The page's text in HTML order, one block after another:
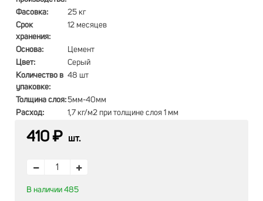
Фасовка:
25 кг
Срок
хранения:
12 месяцев
Основа:
Цемент
Цвет:
Серый
Количество в
упаковке:
48 шт
Толщина слоя:5мм-40мм
Расход:
1,7 кг/м2 при толщине слоя 1 мм
410 ₽ шт.
В наличии 485